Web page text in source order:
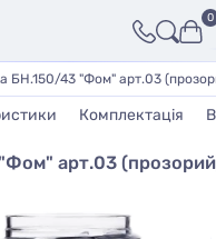
0
БН.150/43 "Фом" арт.03
Комплектація
арт.03